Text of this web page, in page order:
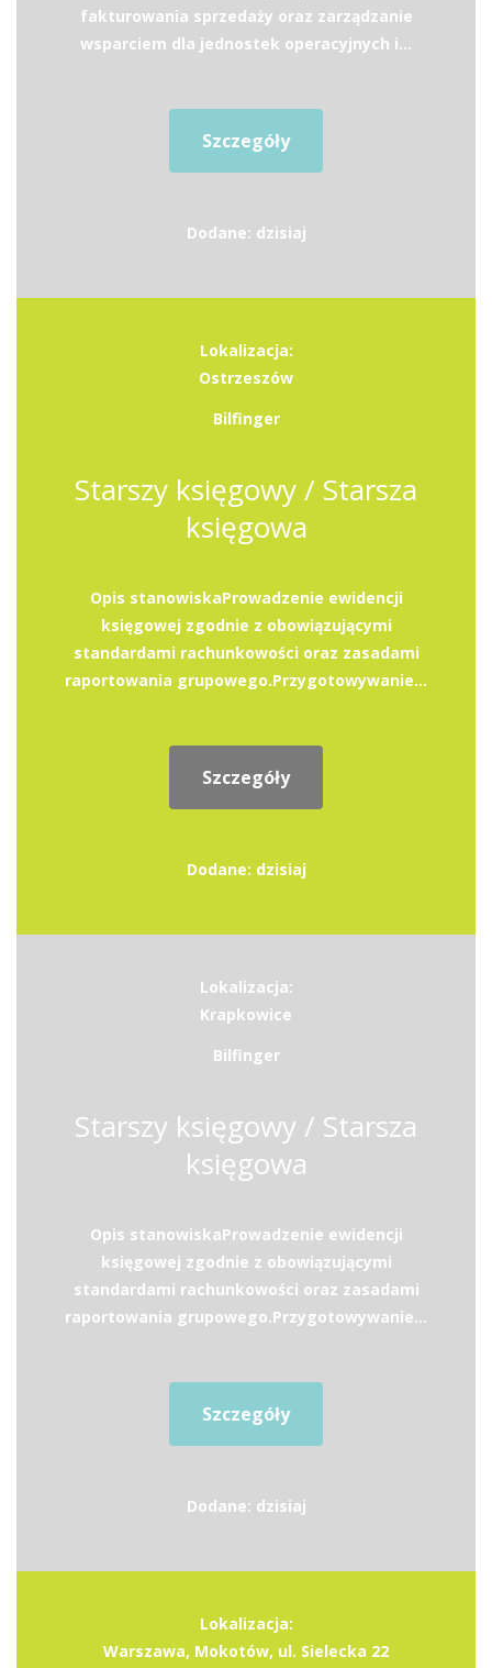
fakturowania sprzedaży oraz zarządzanie
wsparciem dla jednostek operacyjnych i...
Szczegóły
Dodane: dzisiaj
Lokalizacja:
Ostrzeszów
Bilfinger
Starszy księgowy / Starsza
księgowa
Opis stanowiskaProwadzenie ewidencji
księgowej zgodnie z obowiązującymi
standardami rachunkowości oraz zasadami
raportowania grupowego.Przygotowywanie...
Szczegóły
Dodane: dzisiaj
Lokalizacja:
Krapkowice
Bilfinger
Starszy księgowy / Starsza
księgowa
Opis stanowiskaProwadzenie ewidencji
księgowej zgodnie z obowiązującymi
standardami rachunkowości oraz zasadami
raportowania grupowego.Przygotowywanie...
Szczegóły
Dodane: dzisiaj
Lokalizacja:
Warszawa, Mokotów, ul. Sielecka 22